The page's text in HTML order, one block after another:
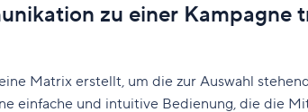
zu einer Kampagne
Matrix erstellt, um die zur Auswahl
einfache und intuitive Bedienung, die die